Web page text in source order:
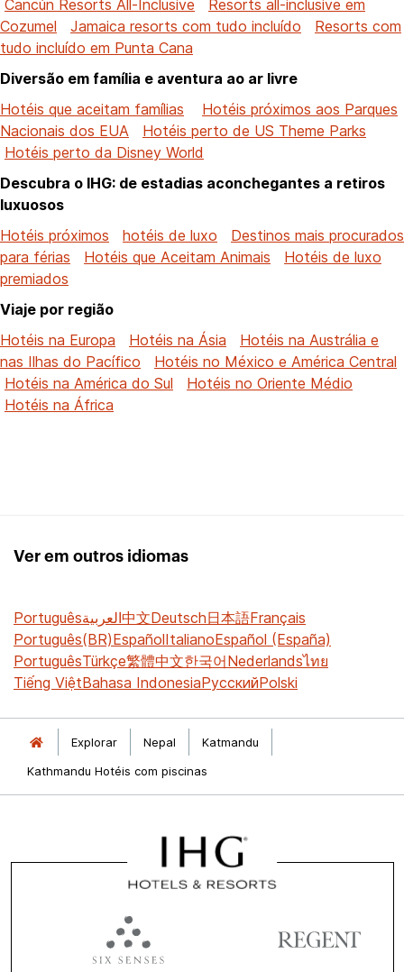
Cancún Resorts All-Inclusive
Resorts all-inclusive em
Cozumel
Jamaica resorts com tudo incluído
Resorts com
tudo incluído em Punta Cana
Diversão em família e aventura ao ar livre
Hotéis que aceitam famílias
Hotéis próximos aos Parques
Nacionais dos EUA
Hotéis perto de US Theme Parks
Hotéis perto da Disney World
Descubra o IHG: de estadias aconchegantes a retiros
luxuosos
Hotéis próximos
hotéis de luxo
Destinos mais procurados
para férias
Hotéis que Aceitam Animais
Hotéis de luxo
premiados
Viaje por região
Hotéis na Europa
Hotéis na Ásia
Hotéis na Austrália e
nas Ilhas do Pacífico
Hotéis no México e América Central
Hotéis na América do Sul
Hotéis no Oriente Médio
Hotéis na África
Ver em outros idiomas
Portuguêsالعربية中文Deutsch日本語Français
Português(BR)EspañolItalianoEspañol (España)
PortuguêsTürkçe繁體中文한국어Nederlandsไทย
Tiếng ViệtBahasa IndonesiaРусскийPolski
Explorar Nepal
Katmandu
Kathmandu Hotéis com piscinas